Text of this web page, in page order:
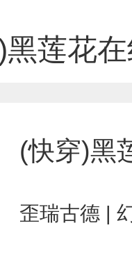
黑莲花
(快穿)黑
歪瑞古德 |